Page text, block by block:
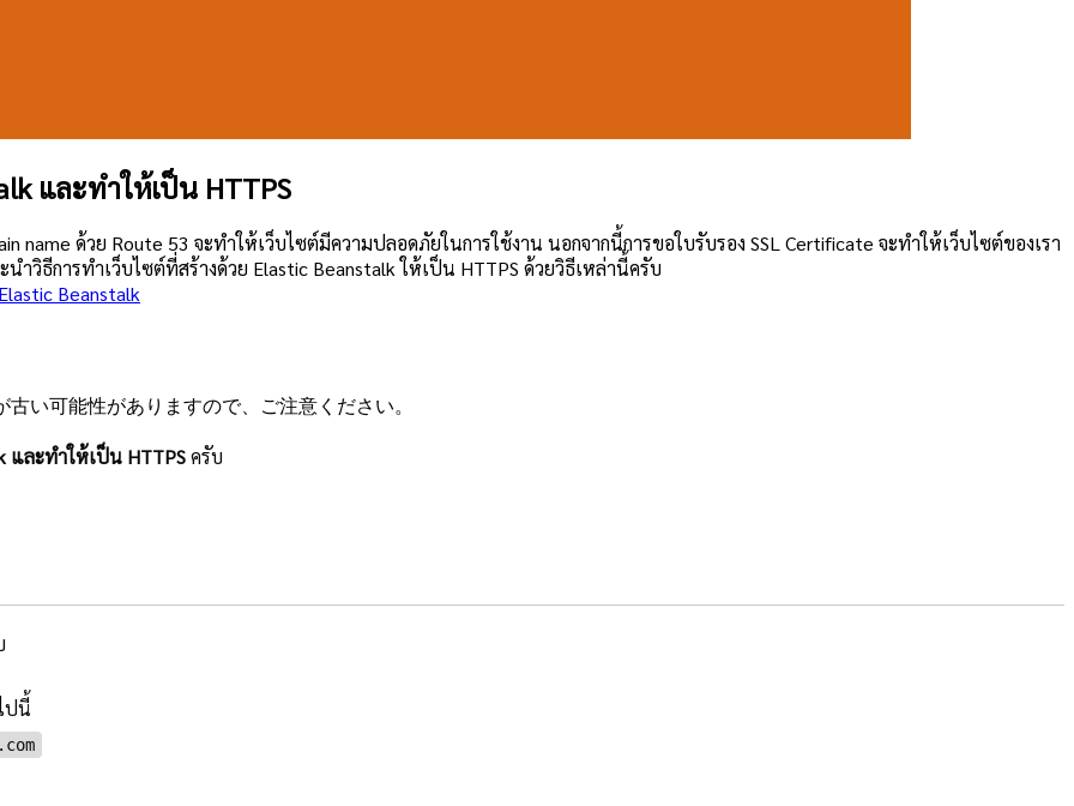
และทำให้เป็น HTTPS
name ด้วย Route 53 จะทำให้เว็บไซต์มีความปลอดภัยในการใช้งาน นอกจากนี้การขอใบรับรอง SSL Certificate จะทำให้เว็บไซต์ของเรา
วิธีการทำเว็บไซต์ที่สร้างด้วย Elastic Beanstalk ให้เป็น HTTPS ด้วยวิธีเหล่านี้ครับ
Beanstalk
い可能性がありますので、ご注意ください。
และทำให้เป็น HTTPSครับ
ปนี้